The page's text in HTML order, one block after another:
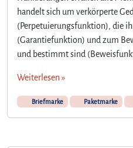
handelt sich um verkörperte
(Perpetuierungsfunktion), die
(Garantiefunktion) und zum
und bestimmt sind
Weiterlesen »
Briefmarke Paketmarke